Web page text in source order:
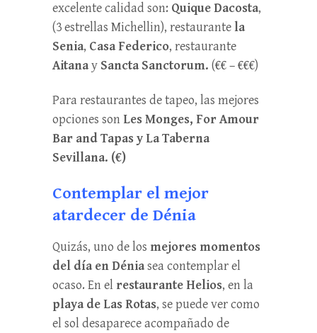
excelente calidad son: Quique Dacosta,
(3 estrellas Michellin), restaurantela
Senia, Casa Federico, restaurante
Aitanay Sancta Sanctorum. (€€ – €€€)
Para restaurantes de tapeo, las mejores
opciones sonLes Monges, For Amour
Bar and Tapas y La Taberna
Sevillana. (€)
Contemplar el mejor
atardecer de Dénia
Quizás, uno de los mejores momentos
del día en Déniasea contemplar el
ocaso. En el restaurante Helios, en la
playa de Las Rotas, se puede ver como
el sol desaparece acompañado de